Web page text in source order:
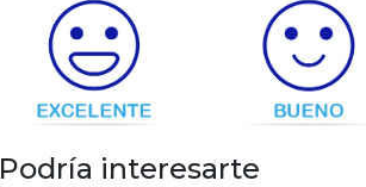
Podría interesarte